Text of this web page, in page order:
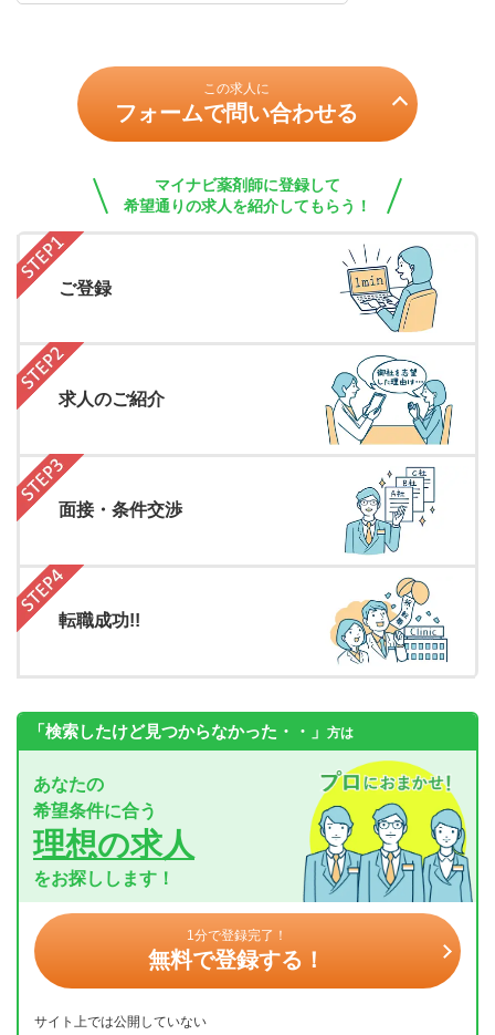
この求人に
フォームで問い合わせる
マイナビ薬剤師に登録して
希望通りの求人を紹介してもらう！
ご登録
求人のご紹介
面接・条件交渉
転職成功!!
「検索したけど見つからなかった・・」 方は
あなたの
希望条件に合う
理想の求人
をお探しします！
1分で登録完了！
無料で登録する！
サイト上では公開していない